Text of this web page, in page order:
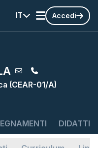
IT Accedi
(CEAR-01/A)